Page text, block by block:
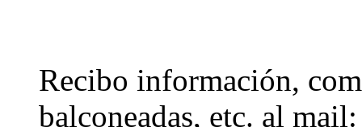
Recibo información,
balconeadas, etc. al mail: